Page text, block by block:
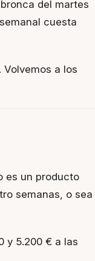
del martes
cuesta
a los
es un producto
semanas, o sea
y 5.200 € a las